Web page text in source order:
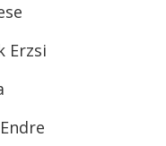
Erzsi